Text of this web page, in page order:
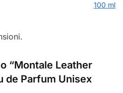
100 ml
“Montale Leather
de Parfum Unisex